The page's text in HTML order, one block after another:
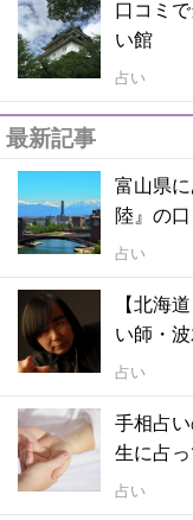
口コミ
い館
占い
最新記事
富山県
陸』の
占い
【北海
い師・
占い
手相占
生に占
占い